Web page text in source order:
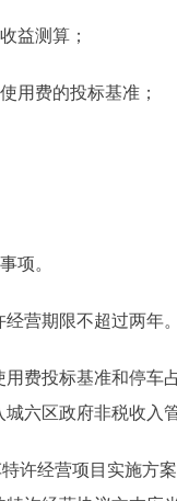
益测算；
费的投标基准；
项。
营期限不超过两年
费投标基准和停车
六区政府非税收入
许经营项目实施方